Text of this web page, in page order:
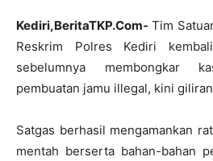
Kediri,BeritaTKP.Com- Tim
Reskrim Polres Kediri
sebelumnya membongkar
pembuatan jamu illegal, kini
Satgas berhasil mengamankan
mentah berserta bahan-bahan